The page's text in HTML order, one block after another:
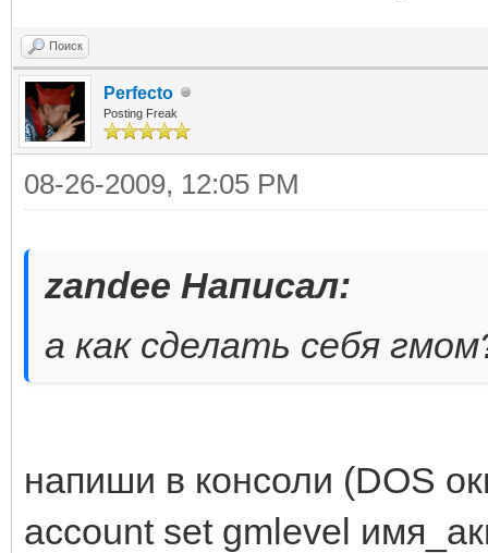
Поиск
Perfecto
Posting Freak
08-26-2009, 12:05 PM
zandee Написал:
а как сделать себя
напиши в консоли (DOS
account set gmlevel